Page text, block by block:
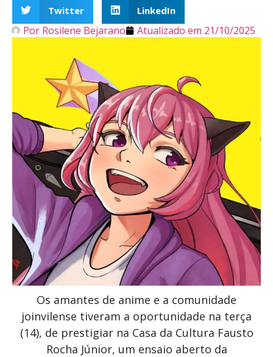
Twitter LinkedIn
Por Rosilene Bejarano Atualizado em 21/10/2025
Os amantes de anime e a comunidade
joinvilense tiveram a oportunidade na terça
(14), de prestigiar na Casa da Cultura Fausto
Rocha Júnior, um ensaio aberto da